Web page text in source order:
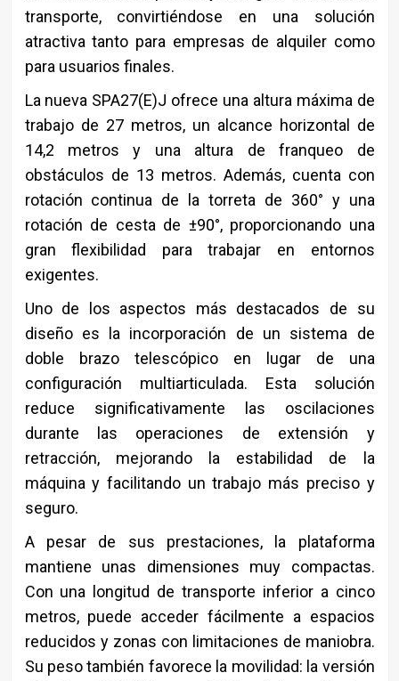
transporte, convirtiéndose en una solución
atractiva tanto para empresas de alquiler como
para usuarios finales.
La nueva SPA27(E)J ofrece una altura máxima de
trabajo de 27 metros, un alcance horizontal de
14,2 metros y una altura de franqueo de
obstáculos de 13 metros. Además, cuenta con
rotación continua de la torreta de 360° y una
rotación de cesta de ±90°, proporcionando una
gran flexibilidad para trabajar en entornos
exigentes.
Uno de los aspectos más destacados de su
diseño es la incorporación de un sistema de
doble brazo telescópico en lugar de una
configuración multiarticulada. Esta solución
reduce significativamente las oscilaciones
durante las operaciones de extensión y
retracción, mejorando la estabilidad de la
máquina y facilitando un trabajo más preciso y
seguro.
A pesar de sus prestaciones, la plataforma
mantiene unas dimensiones muy compactas.
Con una longitud de transporte inferior a cinco
metros, puede acceder fácilmente a espacios
reducidos y zonas con limitaciones de maniobra.
Su peso también favorece la movilidad: la versión